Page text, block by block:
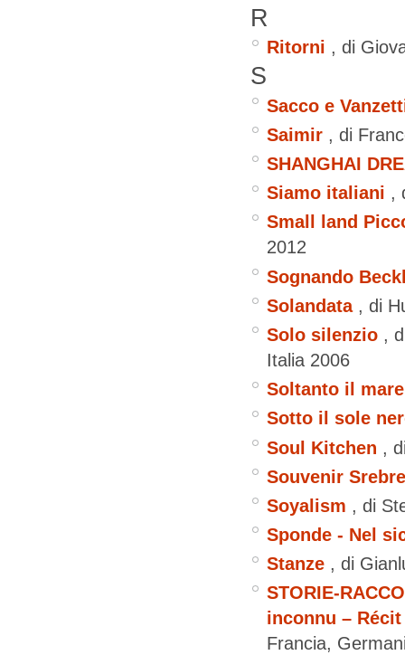
R
Ritorni , di
S
Sacco e
Saimir , di
SHANGHAI
Siamo italiani ,
Small land
2012
Sognando
Solandata , di
Solo silenzio ,
Italia 2006
Soltanto il mare
Sotto il sole
Soul Kitchen ,
Souvenir
Soyalism , di
Sponde - Nel
Stanze , di
STORIE-
inconnu –
Francia,